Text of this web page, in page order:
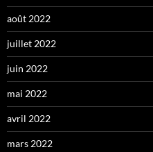
août 2022
juillet 2022
juin 2022
mai 2022
avril 2022
mars 2022